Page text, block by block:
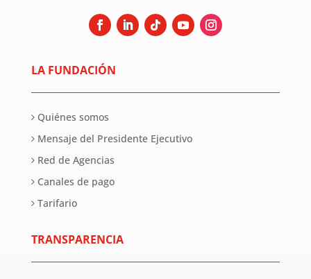
LA FUNDACIÓN
Quiénes somos
Mensaje del Presidente Ejecutivo
Red de Agencias
Canales de pago
Tarifario
TRANSPARENCIA